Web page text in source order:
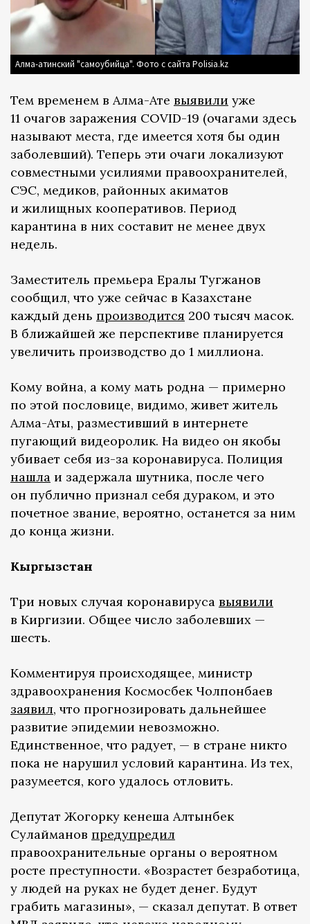
Алма-атинский "самоубийца". Фото с сайта Polisia.kz
Тем временем в Алма-Ате выявили уже
11 очагов заражения COVID-19 (очагами здесь
называют места, где имеется хотя бы один
заболевший). Теперь эти очаги локализуют
совместными усилиями правоохранителей,
СЭС, медиков, районных акиматов
и жилищных кооперативов. Период
карантина в них составит не менее двух
недель.
Заместитель премьера Ералы Тугжанов
сообщил, что уже сейчас в Казахстане
каждый день производится 200 тысяч масок.
В ближайшей же перспективе планируется
увеличить производство до 1 миллиона.
Кому война, а кому мать родна — примерно
по этой пословице, видимо, живет житель
Алма-Аты, разместивший в интернете
пугающий видеоролик. На видео он якобы
убивает себя из-за коронавируса. Полиция
нашла и задержала шутника, после чего
он публично признал себя дураком, и это
почетное звание, вероятно, останется за ним
до конца жизни.
Кыргызстан
Три новых случая коронавируса выявили
в Киргизии. Общее число заболевших —
шесть.
Комментируя происходящее, министр
здравоохранения Космосбек Чолпонбаев
заявил, что прогнозировать дальнейшее
развитие эпидемии невозможно.
Единственное, что радует, — в стране никто
пока не нарушил условий карантина. Из тех,
разумеется, кого удалось отловить.
Депутат Жогорку кенеша Алтынбек
Сулайманов предупредил
правоохранительные органы о вероятном
росте преступности. «Возрастет безработица,
у людей на руках не будет денег. Будут
грабить магазины», — сказал депутат. В ответ